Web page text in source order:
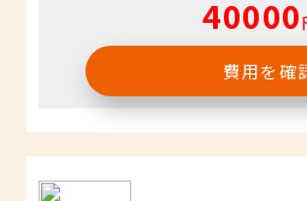
40000
費用を確